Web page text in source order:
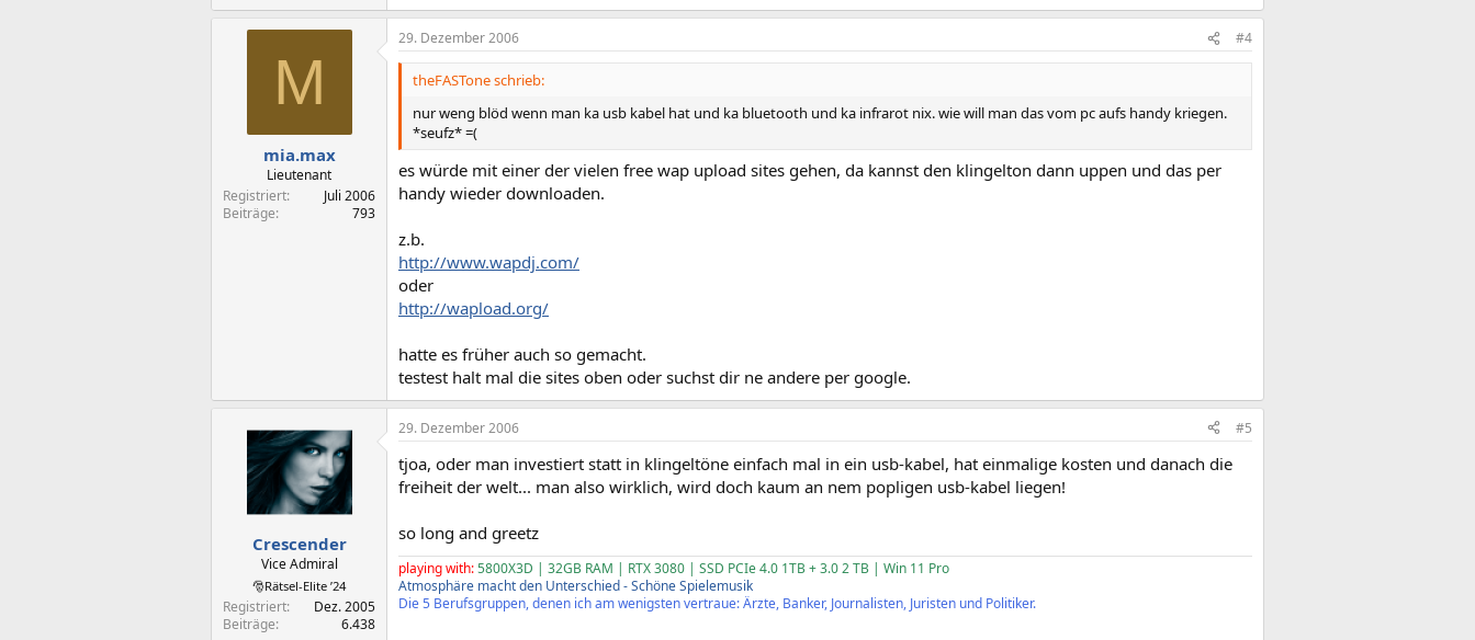
M
mia.max
Lieutenant
Registriert
Juli 2006
Beiträge
793
29. Dezember 2006 #4
theFASTone schrieb:
nur weng blöd wenn man ka usb kabel hat und ka bluetooth und ka infrarot nix. wie will man das vom pc aufs handy kriegen.
*seufz* =(
es würde mit einer der vielen free wap upload sites gehen, da kannst den klingelton dann uppen und das per
handy wieder downloaden.
z.b.
http://www.wapdj.com/
oder
http://wapload.org/
hatte es früher auch so gemacht.
testest halt mal die sites oben oder suchst dir ne andere per google.
Crescender
Vice Admiral
🎅Rätsel-Elite ’24
Registriert
Dez. 2005
Beiträge
6.438
29. Dezember 2006 #5
tjoa, oder man investiert statt in klingeltöne einfach mal in ein usb-kabel, hat einmalige kosten und danach die
freiheit der welt... man also wirklich, wird doch kaum an nem popligen usb-kabel liegen!
so long and greetz
playing with:5800X3D | 32GB RAM | RTX 3080 | SSD PCIe 4.0 1TB + 3.0 2 TB | Win 11 Pro
Atmosphäre macht den Unterschied - Schöne Spielemusik
Die 5 Berufsgruppen, denen ich am wenigsten vertraue: Ärzte, Banker, Journalisten, Juristen und Politiker.